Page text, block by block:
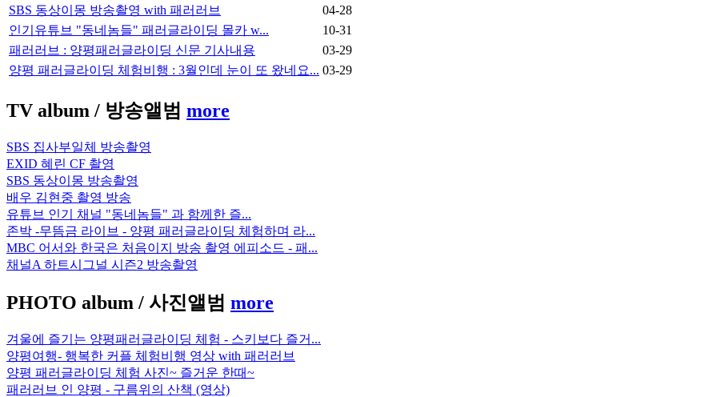
SBS 동상이몽 방송촬영 with 패러러브
04-28
인기유튜브 "동네놈들" 패러글라이딩 몰카 w...
10-31
패러러브 : 양평패러글라이딩 신문 기사내용
03-29
양평 패러글라이딩 체험비행 : 3월인데 눈이 또 왔네요... 03-29
TV album / 방송앨범 more
SBS 집사부일체 방송촬영
EXID 혜린 CF 촬영
SBS 동상이몽 방송촬영
배우 김현중 촬영 방송
유튜브 인기 채널 "동네놈들" 과 함께한 즐...
존박 -무뜸금 라이브 - 양평 패러글라이딩 체험하며 라...
MBC 어서와 한국은 처음이지 방송 촬영 에피소드 - 패...
채널A 하트시그널 시즌2 방송촬영
PHOTO album / 사진앨범 more
겨울에 즐기는 양평패러글라이딩 체험 - 스키보다 즐거...
양평여행- 행복한 커플 체험비행 영상 with 패러러브
양평 패러글라이딩 체험 사진~ 즐거운 한때~
패러러브 인 양평 - 구름위의 산책 (영상)